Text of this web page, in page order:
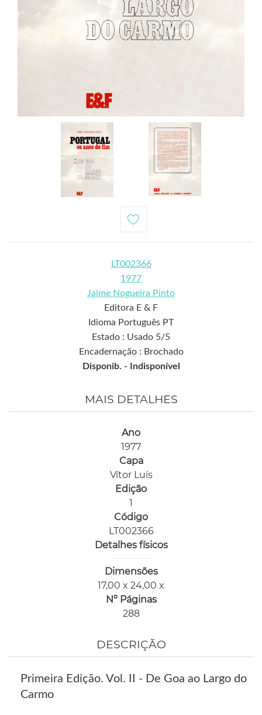
LT002366
1977
Jaime Nogueira Pinto
Editora E & F
Idioma Português PT
Estado : Usado 5/5
Encadernação : Brochado
Disponib. -
Indisponível
MAIS DETALHES
Ano
1977
Capa
Vítor Luís
Edição
1
Código
LT002366
Detalhes físicos
Dimensões
17,00 x 24,00 x
Nº Páginas
288
DESCRIÇÃO
Primeira Edição. Vol. II - De Goa ao Largo do
Carmo